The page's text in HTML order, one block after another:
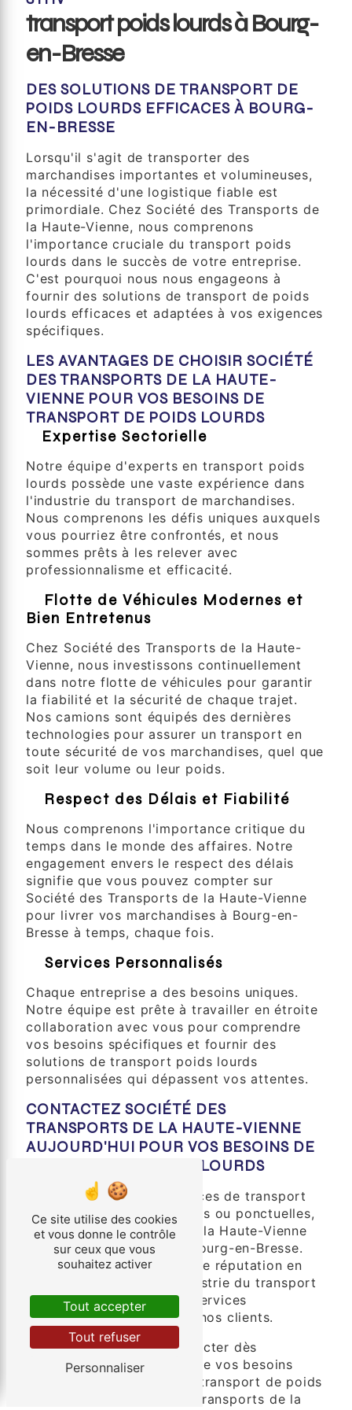
transport poids lourds à Bourg-
en-Bresse
DES SOLUTIONS DE TRANSPORT DE
POIDS LOURDS EFFICACES À BOURG-
EN-BRESSE
Lorsqu'il s'agit de transporter des
marchandises importantes et volumineuses,
la nécessité d'une logistique fiable est
primordiale. Chez Société des Transports de
la Haute-Vienne, nous comprenons
l'importance cruciale du transport poids
lourds dans le succès de votre entreprise.
C'est pourquoi nous nous engageons à
fournir des solutions de transport de poids
lourds efficaces et adaptées à vos exigences
spécifiques.
LES AVANTAGES DE CHOISIR SOCIÉTÉ
DES TRANSPORTS DE LA HAUTE-
VIENNE POUR VOS BESOINS DE
TRANSPORT DE POIDS LOURDS
Expertise Sectorielle
Notre équipe d'experts en transport poids
lourds possède une vaste expérience dans
l'industrie du transport de marchandises.
Nous comprenons les défis uniques auxquels
vous pourriez être confrontés, et nous
sommes prêts à les relever avec
professionnalisme et efficacité.
Flotte de Véhicules Modernes et
Bien Entretenus
Chez Société des Transports de la Haute-
Vienne, nous investissons continuellement
dans notre flotte de véhicules pour garantir
la fiabilité et la sécurité de chaque trajet.
Nos camions sont équipés des dernières
technologies pour assurer un transport en
toute sécurité de vos marchandises, quel que
soit leur volume ou leur poids.
Respect des Délais et Fiabilité
Nous comprenons l'importance critique du
temps dans le monde des affaires. Notre
engagement envers le respect des délais
signifie que vous pouvez compter sur
Société des Transports de la Haute-Vienne
pour livrer vos marchandises à Bourg-en-
Bresse à temps, chaque fois.
Services Personnalisés
Chaque entreprise a des besoins uniques.
Notre équipe est prête à travailler en étroite
collaboration avec vous pour comprendre
vos besoins spécifiques et fournir des
solutions de transport poids lourds
personnalisées qui dépassent vos attentes.
CONTACTEZ SOCIÉTÉ DES
TRANSPORTS DE LA HAUTE-VIENNE
AUJOURD'HUI POUR VOS BESOINS DE
TRANSPORT DE POIDS LOURDS
Que vous ayez des exigences de transport
de marchandises fréquentes ou ponctuelles,
Société des Transports de la Haute-Vienne
est là pour vous servir à Bourg-en-Bresse.
Nous sommes fiers de notre réputation en
tant que leader dans l'industrie du transport
poids lourds, offrant des services
exceptionnels et fiables à nos clients.
N'hésitez pas à nous contacter dès
aujourd'hui pour discuter de vos besoins
spécifiques en matière de transport de poids
lourds. Chez Société des Transports de la
Ce site utilise des cookies
et vous donne le contrôle
sur ceux que vous
souhaitez activer
Tout accepter
Tout refuser
Personnaliser